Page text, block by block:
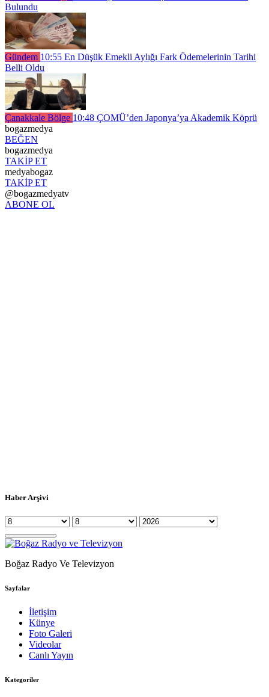
Bulundu
Gündem 10:55 En Düşük Emekli Aylığı Fark Ödemelerinin Tarihi
Belli Oldu
Çanakkale Bölge 10:48 ÇOMÜ’den Japonya’ya Akademik Köprü
bogazmedya
BEĞEN
bogazmedya
TAKİP ET
medyabogaz
TAKİP ET
@bogazmedyatv
ABONE OL
Haber Arşivi
Boğaz Radyo Ve Televizyon
Sayfalar
İletişim
Künye
Foto Galeri
Videolar
Canlı Yayın
Kategoriler